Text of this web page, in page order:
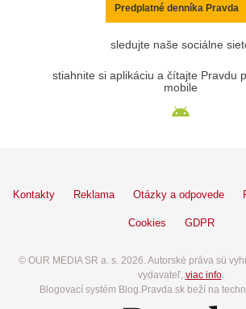
Predplatné denníka Pravda
sledujte naše sociálne
stiahnite si aplikáciu a čítajte Pravdu
mobile
Kontakty Reklama Otázky a odpovede
Cookies GDPR
© OUR MEDIA SR a. s. 2026. Autorské práva sú
vydavateľ, viac info.
Blogovací systém Blog.Pravda.sk beží na